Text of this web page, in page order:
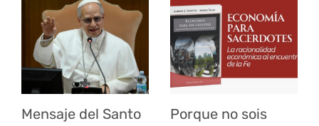
Mensaje del Santo
Porque no sois